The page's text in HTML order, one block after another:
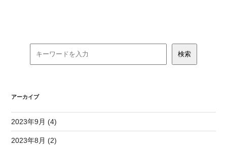
アーカイブ
2023年9月 (4)
2023年8月 (2)